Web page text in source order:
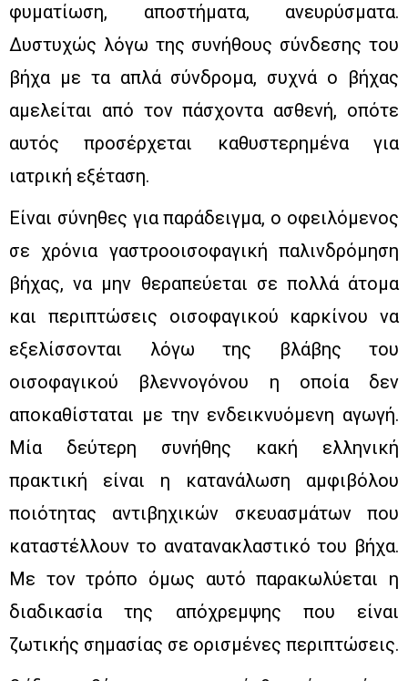
φυματίωση, αποστήματα, ανευρύσματα.
Δυστυχώς λόγω της συνήθους σύνδεσης του
βήχα με τα απλά σύνδρομα, συχνά ο βήχας
αμελείται από τον πάσχοντα ασθενή, οπότε
αυτός προσέρχεται καθυστερημένα για
ιατρική εξέταση.
Είναι σύνηθες για παράδειγμα, ο οφειλόμενος
σε χρόνια γαστροοισοφαγική παλινδρόμηση
βήχας, να μην θεραπεύεται σε πολλά άτομα
και περιπτώσεις οισοφαγικού καρκίνου να
εξελίσσονται λόγω της βλάβης του
οισοφαγικού βλεννογόνου η οποία δεν
αποκαθίσταται με την ενδεικνυόμενη αγωγή.
Μία δεύτερη συνήθης κακή ελληνική
πρακτική είναι η κατανάλωση αμφιβόλου
ποιότητας αντιβηχικών σκευασμάτων που
καταστέλλουν το ανατανακλαστικό του βήχα.
Με τον τρόπο όμως αυτό παρακωλύεται η
διαδικασία της απόχρεμψης που είναι
ζωτικής σημασίας σε ορισμένες περιπτώσεις.